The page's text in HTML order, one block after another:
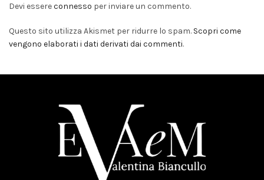
Devi essereconnesso per inviare un commento.
Questo sito utilizza Akismet per ridurre lo spam. Scopri come
vengono elaborati i dati derivati dai commenti.